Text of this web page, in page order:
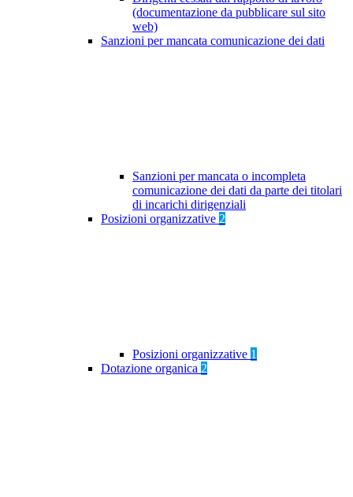
(documentazione da pubblicare sul sito
web)
Sanzioni per mancata comunicazione dei dati
Sanzioni per mancata o incompleta
comunicazione dei dati da parte dei titolari
di incarichi dirigenziali
Posizioni organizzative 2
Posizioni organizzative 1
Dotazione organica 2